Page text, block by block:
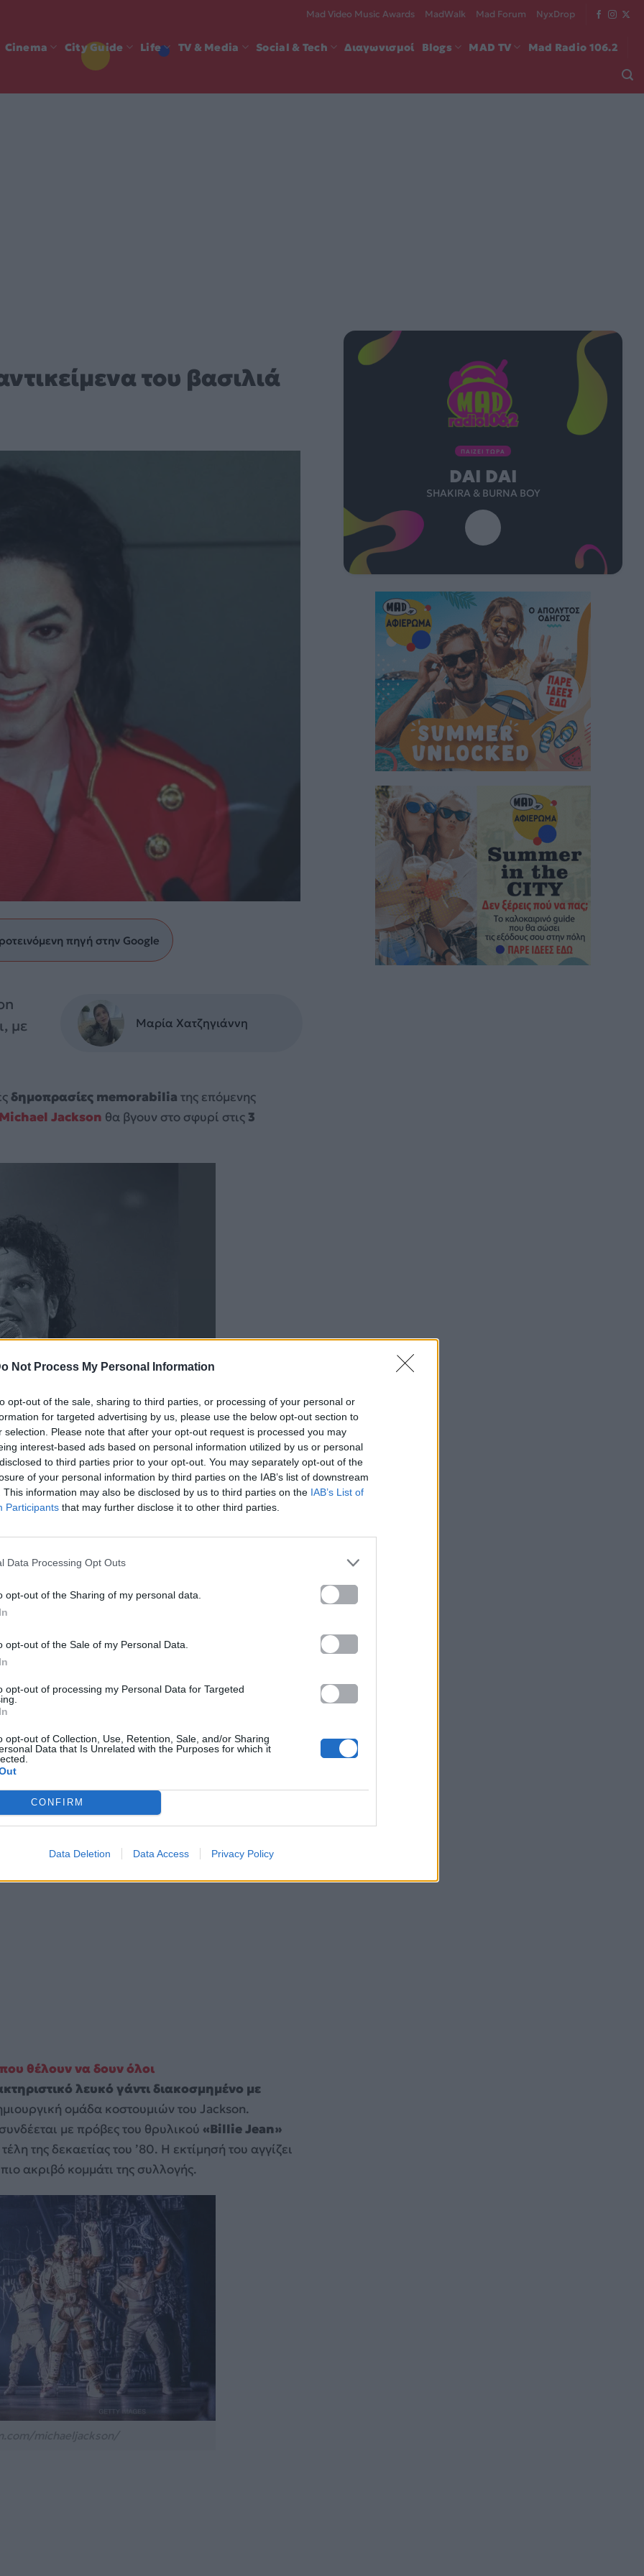
Not Process My Personal Information
opt-out of the sale, sharing to third parties, or processing of your personal or
for targeted advertising by us, please use the below opt-out section to
selection. Please note that after your opt-out request is processed you may
interest-based ads based on personal information utilized by us or personal
to third parties prior to your opt-out. You may separately opt-out of the
of your personal information by third parties on the IAB’s list of downstream
This information may also be disclosed by us to third parties on the IAB’s List of
Participants that may further disclose it to other third parties.
Data Processing Opt Outs
opt-out of the Sharing of my personal data.
opt-out of the Sale of my Personal Data.
opt-out of processing my Personal Data for Targeted
opt-out of Collection, Use, Retention, Sale, and/or Sharing
Data that Is Unrelated with the Purposes for which it
CONFIRM
Data Deletion Data Access Privacy Policy
Mad Video Music Awards MadWalk Mad Forum NyxDrop
Cinema City Guide Life TV & Media Social & Tech Διαγωνισμοί Blogs MAD TV Mad Radio 106.2
του βασιλιά
πηγή στην Google
με
Μαρία Χατζηγιάννη
δημοπρασίες memorabilia της επόμενης
Michael Jackson θα βγουν στο σφυρί στις 3
michaeljackson/
Seine, περιλαμβάνει περίπου
περιλαμβάνονται σκηνικά κοστούμια,
θέλουν να δουν όλοι
λευκό γάντι διακοσμημένο με
ομάδα κοστουμιών του Jackson.
με πρόβες του θρυλικού «Billie Jean»
της δεκαετίας του ’80. Η εκτίμησή του αγγίζει
ακριβό κομμάτι της συλλογής.
ΠΑΙΖΕΙ ΤΩΡΑ
NAKED
PLAYMEN & DAMIANO